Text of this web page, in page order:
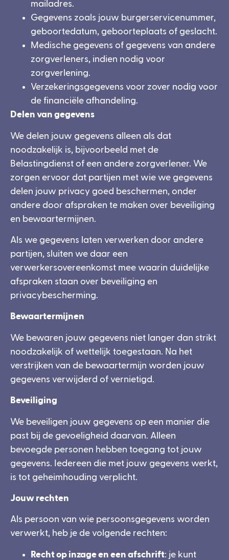
mailadres.
Gegevens zoals jouw burgerservicenummer,
geboortedatum, geboorteplaats of geslacht.
Medische gegevens of gegevens van andere
zorgverleners, indien nodig voor
zorgverlening.
Verzekeringsgegevens voor zover nodig voor
de financiële afhandeling.
Delen van gegevens
We delen jouw gegevens alleen als dat
noodzakelijk is, bijvoorbeeld met de
Belastingdienst of een andere zorgverlener. We
zorgen ervoor dat partijen met wie we gegevens
delen jouw privacy goed beschermen, onder
andere door afspraken te maken over beveiliging
en bewaartermijnen.
Als we gegevens laten verwerken door andere
partijen, sluiten we daar een
verwerkersovereenkomst mee waarin duidelijke
afspraken staan over beveiliging en
privacybescherming.
Bewaartermijnen
We bewaren jouw gegevens niet langer dan strikt
noodzakelijk of wettelijk toegestaan. Na het
verstrijken van de bewaartermijn worden jouw
gegevens verwijderd of vernietigd.
Beveiliging
We beveiligen jouw gegevens op een manier die
past bij de gevoeligheid daarvan. Alleen
bevoegde personen hebben toegang tot jouw
gegevens. Iedereen die met jouw gegevens werkt,
is tot geheimhouding verplicht.
Jouw rechten
Als persoon van wie persoonsgegevens worden
verwerkt, heb je de volgende rechten:
Recht op inzage en een afschrift: je kunt